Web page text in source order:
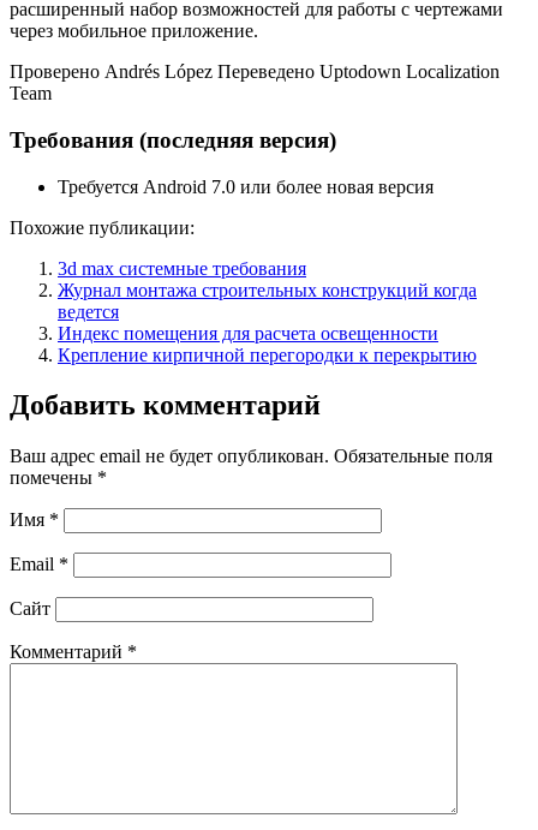
расширенный набор возможностей для работы с чертежами
через мобильное приложение.
Проверено Andrés López Переведено Uptodown Localization
Team
Требования (последняя версия)
Требуется Android 7.0 или более новая версия
Похожие публикации:
3d max системные требования
Журнал монтажа строительных конструкций когда
ведется
Индекс помещения для расчета освещенности
Крепление кирпичной перегородки к перекрытию
Добавить комментарий
Ваш адрес email не будет опубликован. Обязательные поля
помечены *
Имя *
Email *
Сайт
Комментарий *